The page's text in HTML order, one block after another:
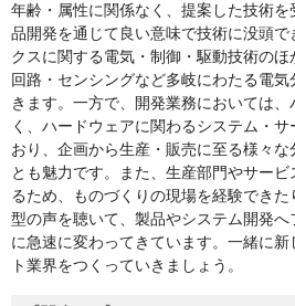
年齢・属性に関係なく、提案した技術
品開発を通じて良い意味で技術に没頭
クスに関する電気・制御・駆動技術の
回路・センシングなど多岐にわたる電
きます。一方で、開発業務においては
く、ハードウェアに関わるシステム・
おり、企画から生産・販売に至る様々な
とも魅力です。また、生産部門やサー
るため、ものづくりの現場を経験でき
型の声を聴いて、製品やシステム開発へ
に急速に変わってきています。一緒に
ト業界をつくっていきましょう。